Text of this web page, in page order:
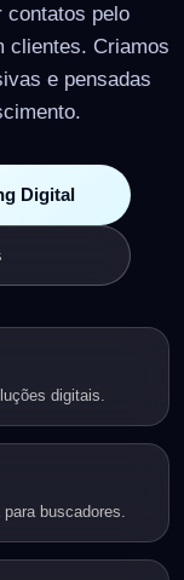
contatos pelo
clientes. Criamos
e pensadas
Digital
digitais.
buscadores.